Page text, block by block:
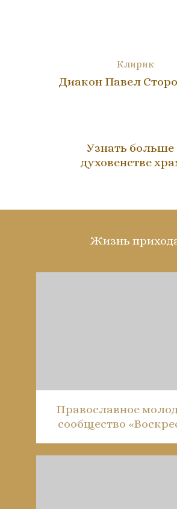
Клирик
Диакон Павел
Узнать больше
духовенстве
Жизнь
Православное
сообщество